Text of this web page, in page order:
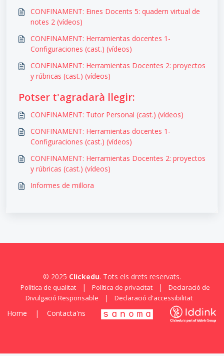
CONFINAMENT: Eines Docents 5: quadern virtual de
notes 2 (vídeos)
CONFINAMENT: Herramientas docentes 1-
Configuraciones (cast.) (vídeos)
CONFINAMENT: Herramientas Docentes 2: proyectos
y rúbricas (cast.) (vídeos)
Potser t'agradarà llegir:
CONFINAMENT: Tutor Personal (cast.) (vídeos)
CONFINAMENT: Herramientas docentes 1-
Configuraciones (cast.) (vídeos)
CONFINAMENT: Herramientas Docentes 2: proyectos
y rúbricas (cast.) (vídeos)
Informes de millora
© 2025 Clickedu. Tots els drets reservats.
Política de qualitat | Política de privacitat |
Declaració de
Divulgació Responsable
| Declaració d'accessibilitat
Home | Contacta'ns